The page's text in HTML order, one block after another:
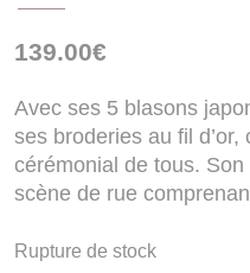
139.00€
Avec ses 5 blasons
ses broderies au fil d’or,
cérémonial de tous. Son
scène de rue
Rupture de stock